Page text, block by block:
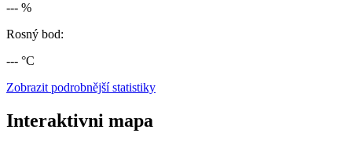
--- %
Rosný bod:
--- °C
Zobrazit podrobnější statistiky
Interaktivni mapa